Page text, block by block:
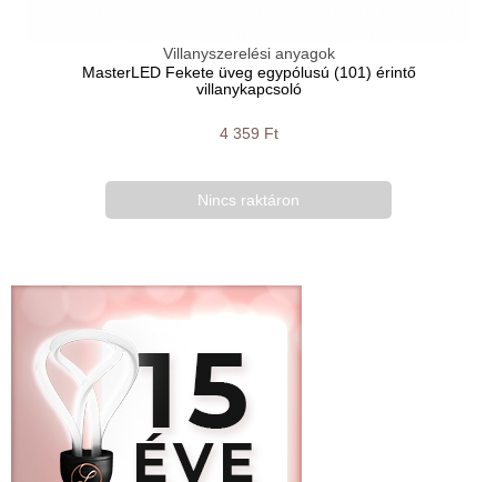
Villanyszerelési anyagok
MasterLED Fekete üveg egypólusú (101) érintő
villanykapcsoló
4 359 Ft
Nincs raktáron